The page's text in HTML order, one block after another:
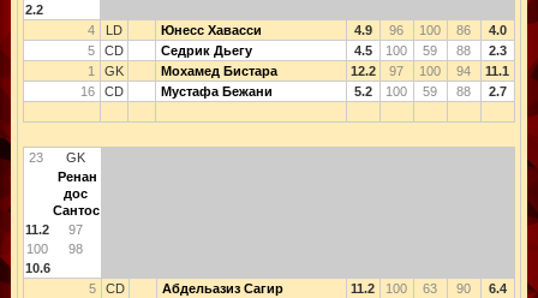
2.2
4
LD Юнесс Хавасси 4.9 96 100 86
4.0
5
CD Седрик Дьегу 4.5 100 59 88
2.3
1
GK Мохамед Бистара 12.2 97 100 94
11.1
16
CD Мустафа Бежани 5.2 100 59 88 2.7
23
GK
Ренан
дос
Сантос
11.2
97
100
98
10.6
5
CD Абдельазиз Сагир 11.2 100 63 90
6.4